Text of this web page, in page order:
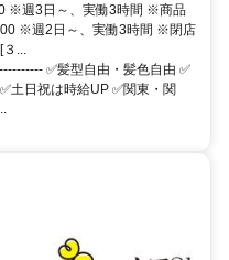
※週3日～、実働3時間 ※商品
※週2日～、実働3時間 ※閉店
...
✅髪型自由・髪色自由 ✅️
土日祝は時給UP ✅️関東・関